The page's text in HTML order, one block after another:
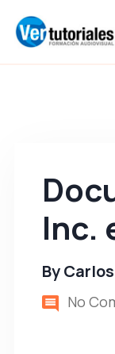
Inc.
By
No